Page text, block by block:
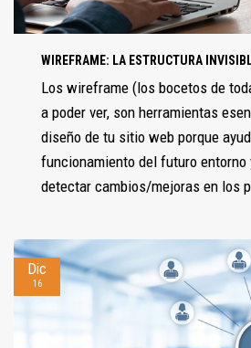
WIREFRAME: LA ESTRUCTURA
Los wireframe (los bocetos de
a poder ver, son herramientas
diseño de tu sitio web porque
funcionamiento del futuro entorno
detectar cambios/mejoras en los
Dic
16